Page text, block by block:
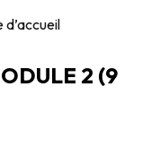
d’accueil
2 (9